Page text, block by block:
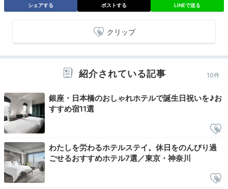
映画やドラマ鑑賞
シェアする ポストする LINEで送る
クリップ
紹介されている記事 10件
銀座・日本橋のおしゃれホテルで誕生日祝いを♪お
すすめ宿11選
わたしを労わるホテルステイ。休日をのんびり過
ごせるおすすめホテル7選／東京・神奈川